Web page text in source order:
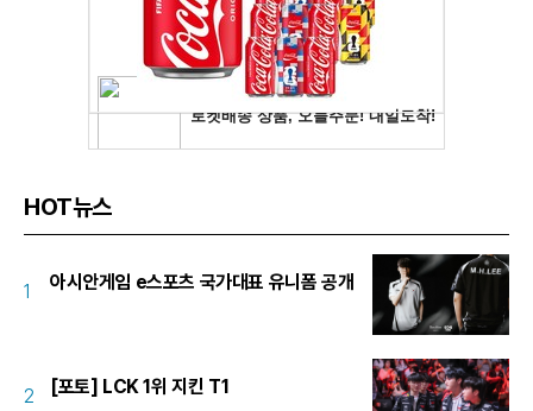
HOT뉴스
1 아시안게임 e스포츠 국가대표 유니폼 공개
2 [포토] LCK 1위 지킨 T1